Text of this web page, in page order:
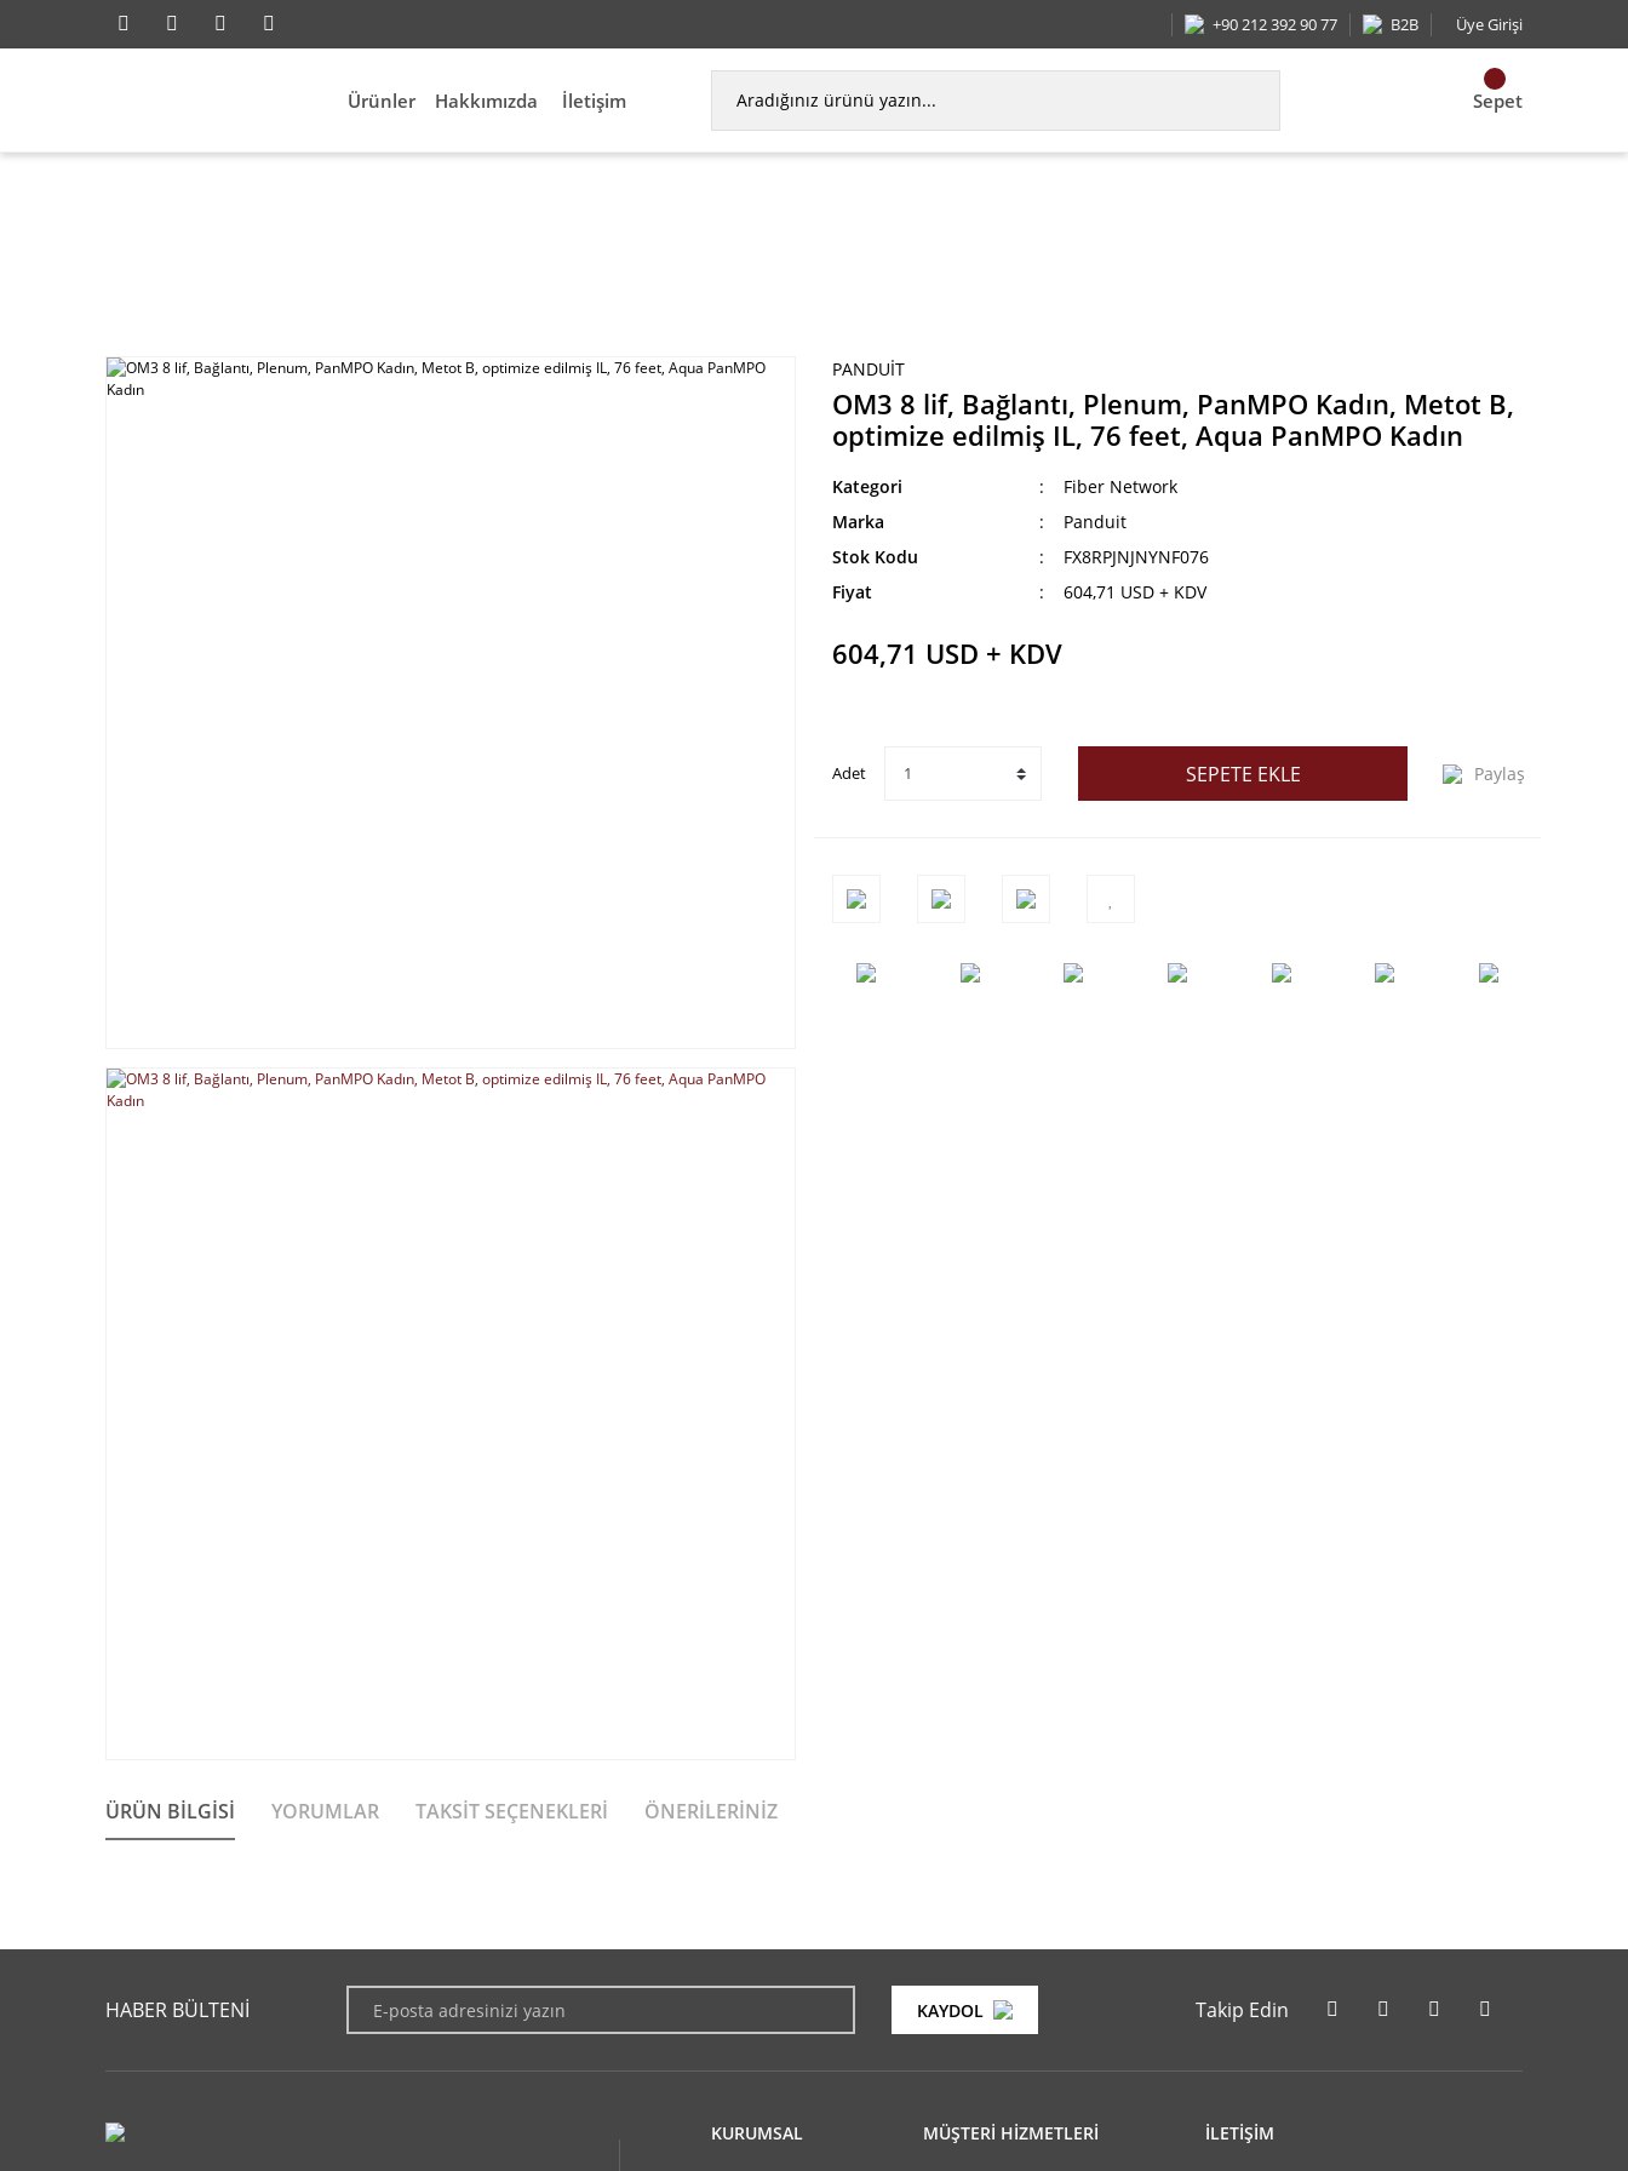
+90 212 392 90 77 B2B Üye Girişi
Ürünler Hakkımızda İletişim Sepet
PANDUIT
OM3 8 lif, Bağlantı, Plenum, PanMPO Kadın, Metot B,
optimize edilmiş IL, 76 feet, Aqua PanMPO Kadın
Kategori
Fiber Network
Marka
Panduit
Stok Kodu
FX8RPJNJNYNF076
Fiyat
604,71 USD + KDV
604,71 USD + KDV
Adet SEPETE EKLE Paylaş
ÜRÜN BILGISI YORUMLAR TAKSIT SEÇENEKLERI ÖNERILERINIZ
Yorum Yaz
Görüş ve önerileriniz için teşekkür ederiz.
Ürün açıklamasında eksik bilgiler bulunuyor.
HABER BÜLTENİ KAYDOL Takip Edin
KURUMSAL MÜŞTERİ HİZMETLERİ İLETİŞİM